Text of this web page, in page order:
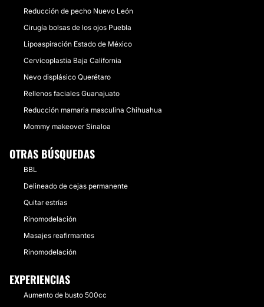
Reducción de pecho Nuevo León
Cirugía bolsas de los ojos Puebla
Lipoaspiración Estado de México
Cervicoplastia Baja California
Nevo displásico Querétaro
Rellenos faciales Guanajuato
Reducción mamaria masculina Chihuahua
Mommy makeover Sinaloa
OTRAS BÚSQUEDAS
BBL
Delineado de cejas permanente
Quitar estrías
Rinomodelación
Masajes reafirmantes
Rinomodelación
EXPERIENCIAS
Aumento de busto 500cc